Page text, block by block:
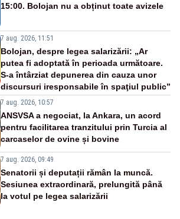
15:00. Bolojan nu a obținut toate avizele
7 aug. 2026, 11:51
Bolojan, despre legea salarizării: „Ar
putea fi adoptată în perioada următoare.
S-a întârziat depunerea din cauza unor
discursuri iresponsabile în spaţiul public”
7 aug. 2026, 10:57
ANSVSA a negociat, la Ankara, un acord
pentru facilitarea tranzitului prin Turcia al
carcaselor de ovine și bovine
7 aug. 2026, 09:49
Senatorii și deputații rămân la muncă.
Sesiunea extraordinară, prelungită până
la votul pe legea salarizării